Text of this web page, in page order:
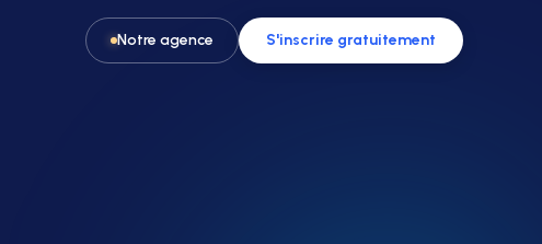
Notre agence S'inscrire gratuitement